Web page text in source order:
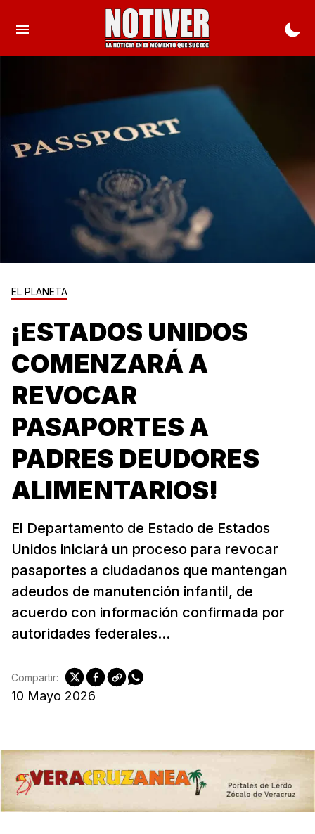
EL PLANETA
¡ESTADOS UNIDOS
COMENZARÁ A
REVOCAR
PASAPORTES A
PADRES DEUDORES
ALIMENTARIOS!
El Departamento de Estado de Estados
Unidos iniciará un proceso para revocar
pasaportes a ciudadanos que mantengan
adeudos de manutención infantil, de
acuerdo con información confirmada por
autoridades federales...
10 Mayo 2026
Compartir: